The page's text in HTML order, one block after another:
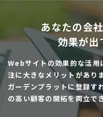
あなたの会
効果が出
Webサイトの効果的な活用
注に大きなメリットがありま
ガーデンプラットに登録す
の高い顧客の開拓を両立で